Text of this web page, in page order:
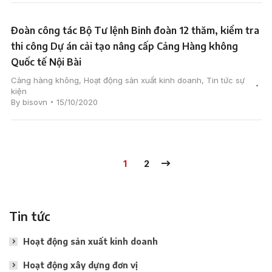
Đoàn công tác Bộ Tư lệnh Binh đoàn 12 thăm, kiểm tra
thi công Dự án cải tạo nâng cấp Cảng Hàng không
Quốc tế Nội Bài
Cảng hàng không, Hoạt động sản xuất kinh doanh, Tin tức sự
kiện
By bisovn 15/10/2020
1 2
Tin tức
Hoạt động sản xuất kinh doanh
Hoạt động xây dựng đơn vị